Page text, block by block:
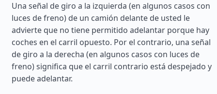
Una señal de giro a la izquierda (en algunos casos con
luces de freno) de un camión delante de usted le
advierte que no tiene permitido adelantar porque hay
coches en el carril opuesto. Por el contrario, una señal
de giro a la derecha (en algunos casos con luces de
freno) significa que el carril contrario está despejado y
puede adelantar.